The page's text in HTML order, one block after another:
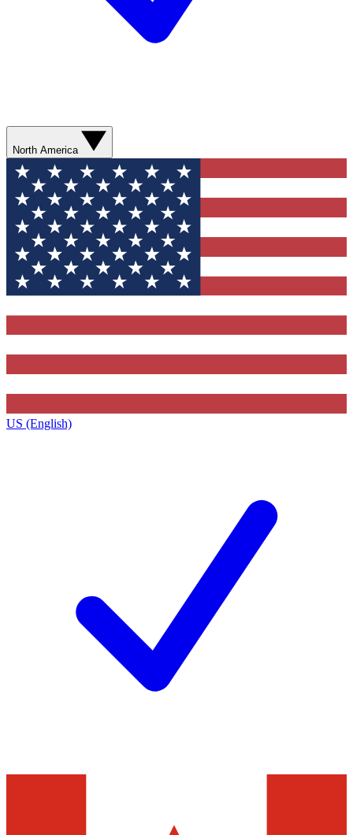
North America
US (English)